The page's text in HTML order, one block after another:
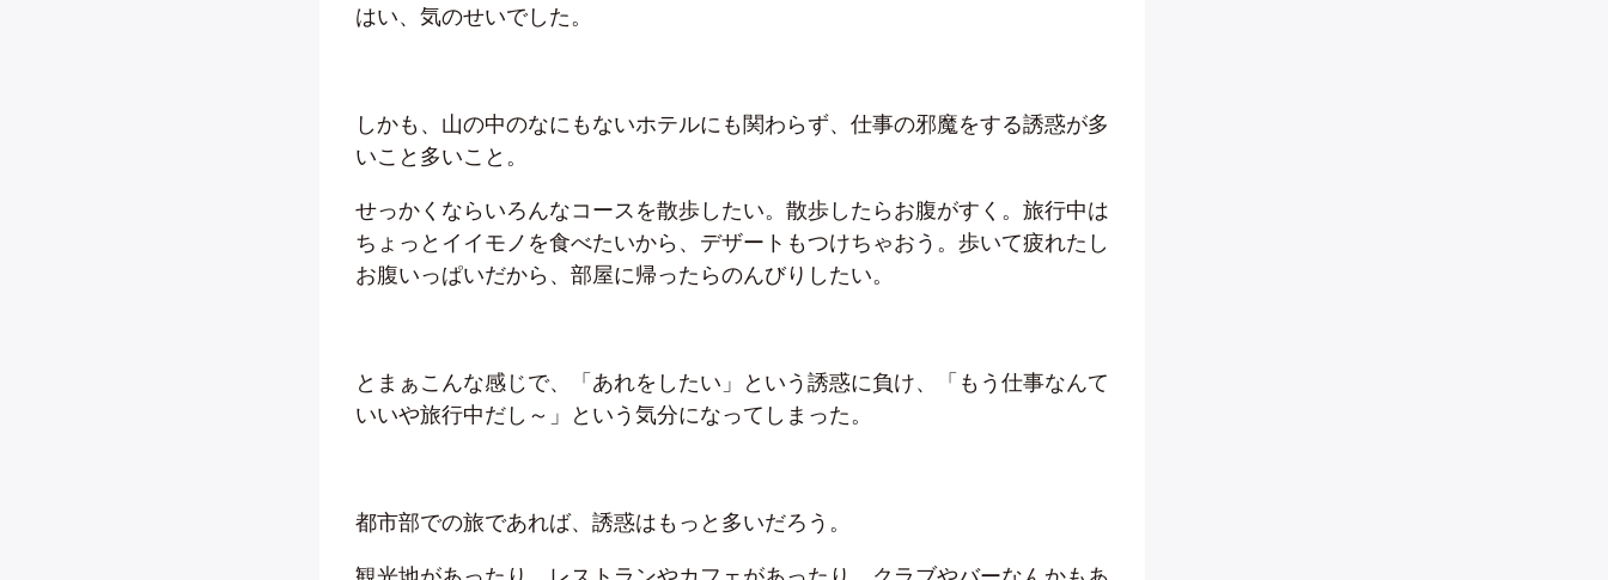
はい、気のせいでした。
しかも、山の中のなにもないホテルにも関わらず、仕事の邪魔をする誘惑が多
いこと多いこと。
せっかくならいろんなコースを散歩したい。散歩したらお腹がすく。旅行中は
ちょっとイイモノを食べたいから、デザートもつけちゃおう。歩いて疲れたし
お腹いっぱいだから、部屋に帰ったらのんびりしたい。
とまぁこんな感じで、「あれをしたい」という誘惑に負け、「もう仕事なんて
いいや旅行中だし～」という気分になってしまった。
都市部での旅であれば、誘惑はもっと多いだろう。